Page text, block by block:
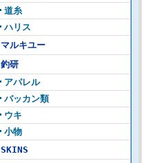
道糸
ハリス
マルキユー
釣研
アパレル
バッカン類
ウキ
小物
SKINS